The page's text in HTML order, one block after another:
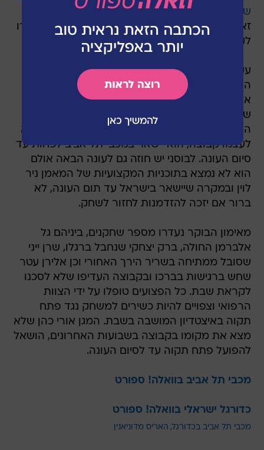
שבת האחרון להולנד, כפי שפורסם בוואלה! ספורט,
זאת על מנת לנסות ולקדם משא ומתן בנוגע למעברו
לקבוצה אחרת באירופה.
עקב סגירת חלון ההעברות, אפשרות מעבר לאחת
הליגות במערב אירופה ירדה מהפרק עבור הבוסני.
אופציה פתוחה עבור מדוניאנין היא הליגה הרוסית,
שם החלון פתוח עד ה-24 בפברואר. בשלב זה לא
השיג הקשר חוזה בקבוצה אחרת ואם הוא לא ימצא
לעצמו קבוצה, הוא יישאר במכבי תל אביב לפחות עד
סיום העונה. לבוסני יש חוזה גם לעונה הבאה אולם
הוא לא נמצא בתוכניות המקצועיות של המאמן ניר
לוין ובמקרה שיישאר בישראל עד תום העונה, לא
ברור אם יזכה להזדמנות לחזור לשחק.
מאימון הבוקר נעדרו מספר שחקנים, ביניהם גל
אלברמן החולה, ברק יצחקי שנחבל ברגלו, שרן ייני
שסובל ממתיחה בשריר הירך האחורי וכן אלירן עטר
שחש ברגישות בברכו ובקבוצה העדיפו שלא לסכנו
לקראת שבת. כל הפצועים טופלו על ידי הצוות
הרפואי וצפויים להיות כשירים למשחק נגד פתח
תקוה באיצטדיון המושבה בשבת. המגן אורי כהן שלא
מצא את מקומו בקבוצה בשבועות האחרונים, הושאל
להפועל פתח תקוה עד לסיום העונה.
מכבי תל אביב בוואלה! ספורט
כדורגל ישראלי בוואלה! ספורט
מכבי תל אביב בכדורגל האריס מדוניאנין